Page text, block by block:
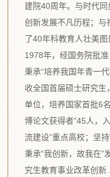
建院40周年。与时代
创新发展不凡历程；与
了40年科教育人壮美图
1978年，经国务院批
秉承“培养我国年青一
收全国首届硕士研究生
单位，培养国家首批6
博论文获得者”45人，
流建设”重点高校；坚
秉承“我创新，故我在”
究生教育事业改革创